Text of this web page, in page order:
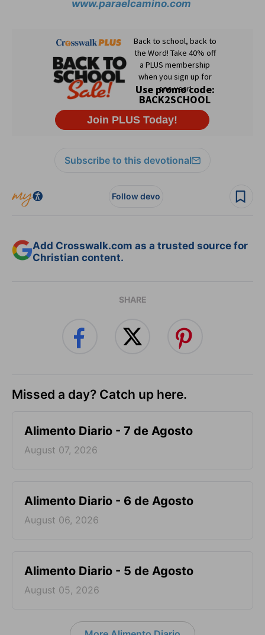
www.paraelcamino.com
Subscribe to this devotional
Follow devo
Add Crosswalk.com as a trusted source for
Christian content.
SHARE
Missed a day? Catch up here.
Alimento Diario - 7 de Agosto
August 07, 2026
Alimento Diario - 6 de Agosto
August 06, 2026
Alimento Diario - 5 de Agosto
August 05, 2026